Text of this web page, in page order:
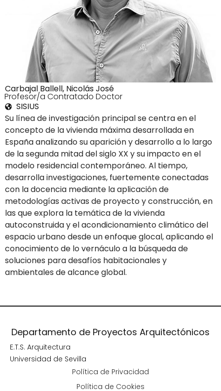
Su línea de investigación principal se centra en el
concepto de la vivienda máxima desarrollada en
España analizando su aparición y desarrollo a lo largo
de la segunda mitad del siglo XX y su impacto en el
modelo residencial contemporáneo. Al tiempo,
desarrolla investigaciones, fuertemente conectadas
con la docencia mediante la aplicación de
metodologías activas de proyecto y construcción, en
las que explora la temática de la vivienda
autoconstruida y el acondicionamiento climático del
espacio urbano desde un enfoque glocal, aplicando el
conocimiento de lo vernáculo a la búsqueda de
soluciones para desafíos habitacionales y
ambientales de alcance global.
Carbajal Ballell, Nicolás José
3Profesor/a Contratado Doctor
SISIUS
Departamento de Proyectos Arquitectónicos
E.T.S. Arquitectura
Universidad de Sevilla
Política de Privacidad
Política de Cookies